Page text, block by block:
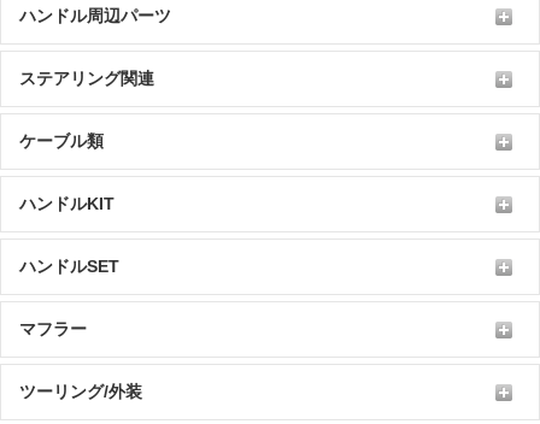
ハンドル周辺パーツ
ステアリング関連
ケーブル類
ハンドルKIT
ハンドルSET
マフラー
ツーリング/外装